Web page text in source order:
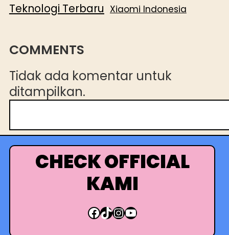
Teknologi Terbaru Xiaomi Indonesia
COMMENTS
Tidak ada komentar untuk
ditampilkan.
r
i
CHECK OFFICIAL
KAMI
Facebook TikTok InstagramYouTube